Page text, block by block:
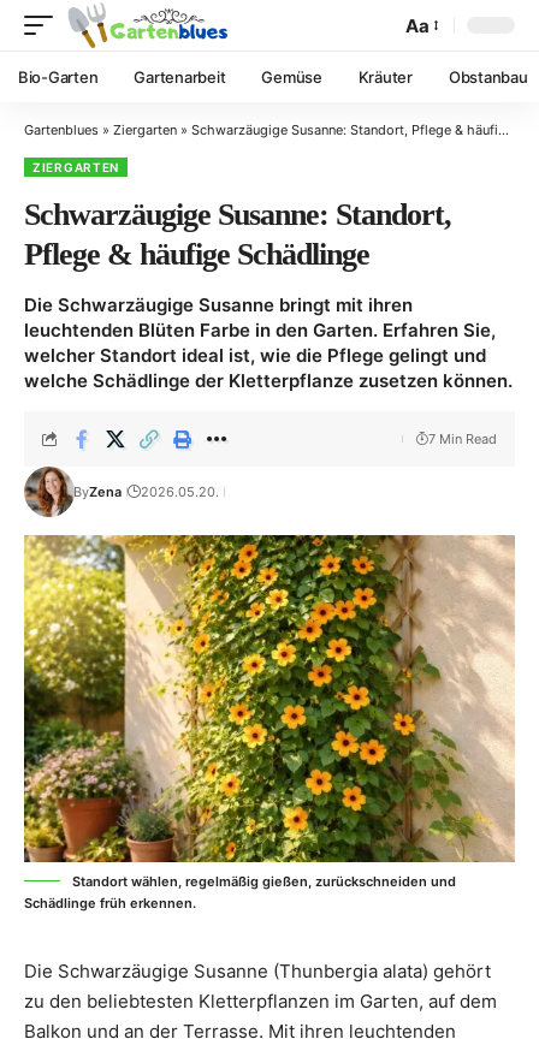
Aa
Bio-Garten Gartenarbeit Gemüse Kräuter Obstanbau
Gartenblues » Ziergarten » Schwarzäugige Susanne: Standort, Pflege & häufige Schädlinge
ZIERGARTEN
Schwarzäugige Susanne: Standort,
Pflege & häufige Schädlinge
Die Schwarzäugige Susanne bringt mit ihren
leuchtenden Blüten Farbe in den Garten. Erfahren Sie,
welcher Standort ideal ist, wie die Pflege gelingt und
welche Schädlinge der Kletterpflanze zusetzen können.
ByZena 2026.05.20.
7 Min Read
Standort wählen, regelmäßig gießen, zurückschneiden und
Schädlinge früh erkennen.
Die Schwarzäugige Susanne (Thunbergia alata) gehört
zu den beliebtesten Kletterpflanzen im Garten, auf dem
Balkon und an der Terrasse. Mit ihren leuchtenden